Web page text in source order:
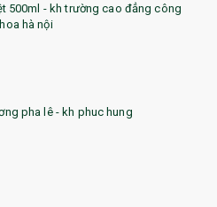
500ml - kh trường cao đẳng công
hà nội
pha lê - kh phuc hung